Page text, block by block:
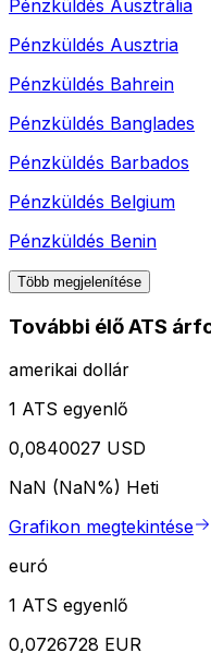
Pénzküldés Ausztrália
Pénzküldés Ausztria
Pénzküldés Bahrein
Pénzküldés Banglades
Pénzküldés Barbados
Pénzküldés Belgium
Pénzküldés Benin
Több megjelenítése
További élő ATS
amerikai dollár
1 ATS egyenlő
0,0840027 USD
NaN (NaN%) Heti
Grafikon megtekintése
euró
1 ATS egyenlő
0,0726728 EUR